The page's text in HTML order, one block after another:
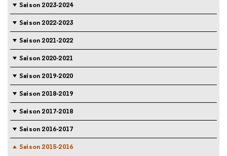
Saison 2023-2024
Saison 2022-2023
Saison 2021-2022
Saison 2020-2021
Saison 2019-2020
Saison 2018-2019
Saison 2017-2018
Saison 2016-2017
Saison 2015-2016